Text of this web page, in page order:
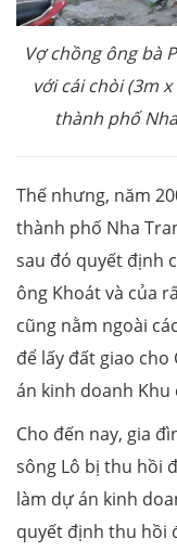
Vợ chồng ông bà
với cái chòi (3m
thành phố
Thế nhưng, năm
thành phố Nha
sau đó quyết định
ông Khoát và của
cũng nằm ngoài
để lấy đất giao cho
án kinh doanh Khu
Cho đến nay, gia
sông Lô bị thu hồi
làm dự án kinh
quyết định thu hồi